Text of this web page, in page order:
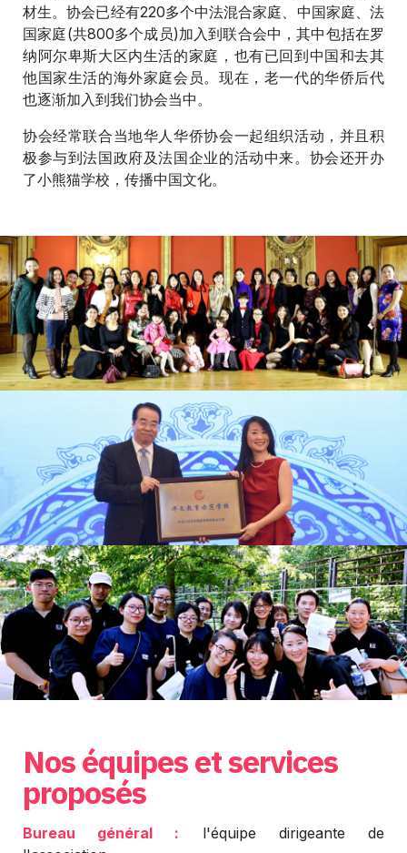
材生。协会已经有220多个中法混合家庭、中国家庭、法
国家庭(共800多个成员)加入到联合会中，其中包括在罗
纳阿尔卑斯大区内生活的家庭，也有已回到中国和去其
他国家生活的海外家庭会员。现在，老一代的华侨后代
也逐渐加入到我们协会当中。
协会经常联合当地华人华侨协会一起组织活动，并且积
极参与到法国政府及法国企业的活动中来。协会还开办
了小熊猫学校，传播中国文化。
Nos équipes et services
proposés
Bureau général : l'équipe dirigeante de